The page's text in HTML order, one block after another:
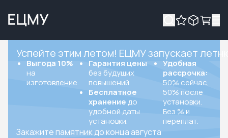
Успейте этим летом! ЕЦМУ запускает
Выгода 10%
на
изготовление.
Гарантия цены
без будущих
повышений.
Бесплатное
хранение до
удобной даты
установки.
Удобная
рассрочка:
50% сейчас,
50% после
установки.
Без % и
переплат.
Закажите памятник до конца августа